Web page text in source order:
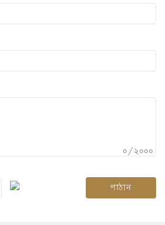
০/২০০০